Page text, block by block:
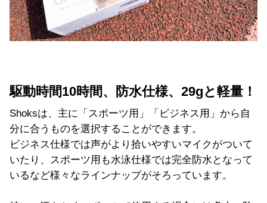
駆動時間10時間、防水仕様、29gと軽量！
Shoksは、主に「スポーツ用」「ビジネス用」から自
分に合うものを選択することができます。
ビジネス仕様では声がより拾いやすいマイクがついて
いたり、スポーツ用も水泳仕様では完全防水となって
いるなど様々なラインナップがそろっています。